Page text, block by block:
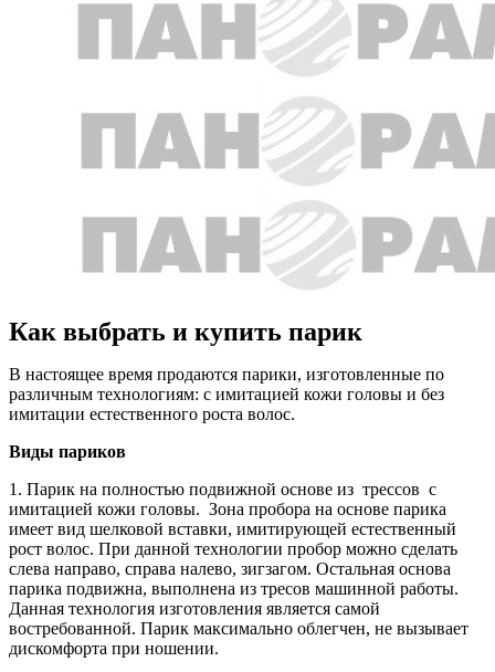
Как выбрать и купить парик
В настоящее время продаются парики, изготовленные по
различным технологиям: с имитацией кожи головы и без
имитации естественного роста волос.
Виды париков
1. Парик на полностью подвижной основе из трессов с
имитацией кожи головы. Зона пробора на основе парика
имеет вид шелковой вставки, имитирующей естественный
рост волос. При данной технологии пробор можно сделать
слева направо, справа налево, зигзагом. Остальная основа
парика подвижна, выполнена из тресов машинной работы.
Данная технология изготовления является самой
востребованной. Парик максимально облегчен, не вызывает
дискомфорта при ношении.